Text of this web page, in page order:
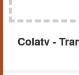
Colatv -